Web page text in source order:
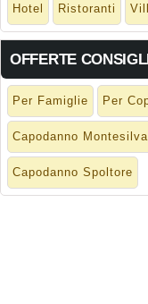
Hotel Ristoranti
OFFERTE
Per Famiglie Per
Capodanno
Capodanno Spoltore